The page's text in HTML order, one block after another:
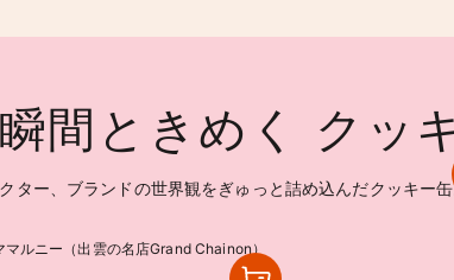
間ときめく クッ
ター、ブランドの世界観をぎゅっと詰め込んだクッキー
ルニー（出雲の名店Grand Chainon）